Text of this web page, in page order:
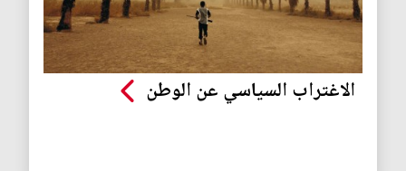
الاغتراب السياسي عن الوطن